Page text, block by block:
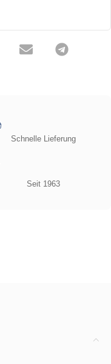
Schnelle Lieferung
Seit 1963